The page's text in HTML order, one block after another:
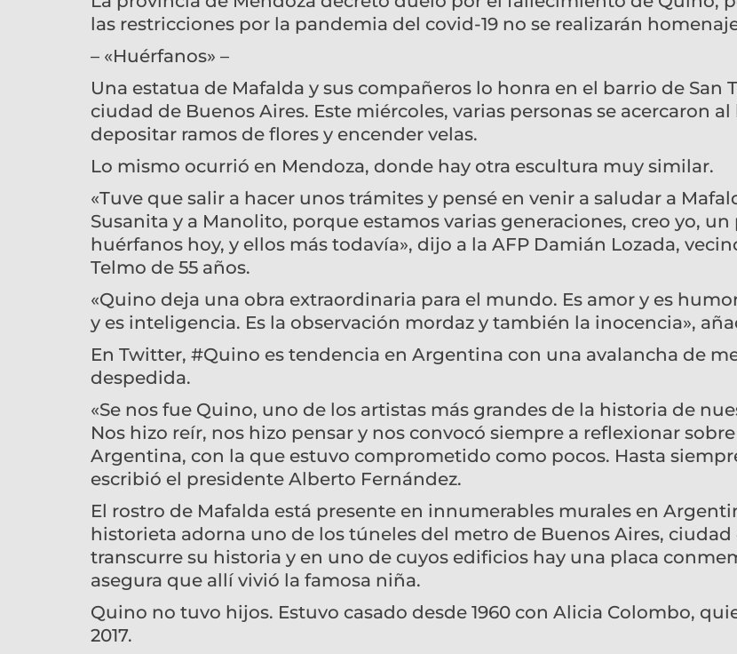
las restricciones por la pandemia del covid-19 no se realizarán
– «Huérfanos» –
Una estatua de Mafalda y sus compañeros lo honra en el barrio de San
ciudad de Buenos Aires. Este miércoles, varias personas se acercaron
depositar ramos de flores y encender velas.
Lo mismo ocurrió en Mendoza, donde hay otra escultura muy similar.
«Tuve que salir a hacer unos trámites y pensé en venir a saludar a
Susanita y a Manolito, porque estamos varias generaciones, creo yo, un
huérfanos hoy, y ellos más todavía», dijo a la AFP Damián Lozada,
Telmo de 55 años.
«Quino deja una obra extraordinaria para el mundo. Es amor y es
y es inteligencia. Es la observación mordaz y también la inocencia»,
En Twitter, #Quino es tendencia en Argentina con una avalancha de
despedida.
«Se nos fue Quino, uno de los artistas más grandes de la historia de
Nos hizo reír, nos hizo pensar y nos convocó siempre a reflexionar
Argentina, con la que estuvo comprometido como pocos. Hasta
escribió el presidente Alberto Fernández.
El rostro de Mafalda está presente en innumerables murales en
historieta adorna uno de los túneles del metro de Buenos Aires,
transcurre su historia y en uno de cuyos edificios hay una placa
asegura que allí vivió la famosa niña.
Quino no tuvo hijos. Estuvo casado desde 1960 con Alicia Colombo,
2017.